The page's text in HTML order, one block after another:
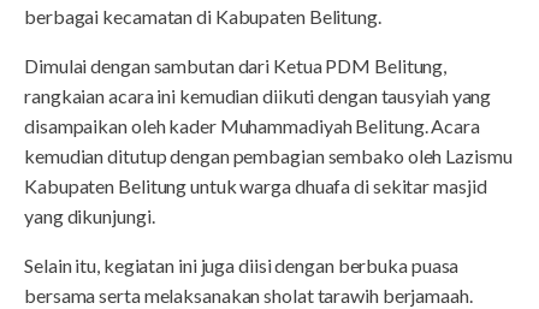
berbagai kecamatan di Kabupaten Belitung.
Dimulai dengan sambutan dari Ketua PDM Belitung,
rangkaian acara ini kemudian diikuti dengan tausyiah yang
disampaikan oleh kader Muhammadiyah Belitung. Acara
kemudian ditutup dengan pembagian sembako oleh Lazismu
Kabupaten Belitung untuk warga dhuafa di sekitar masjid
yang dikunjungi.
Selain itu, kegiatan ini juga diisi dengan berbuka puasa
bersama serta melaksanakan sholat tarawih berjamaah.